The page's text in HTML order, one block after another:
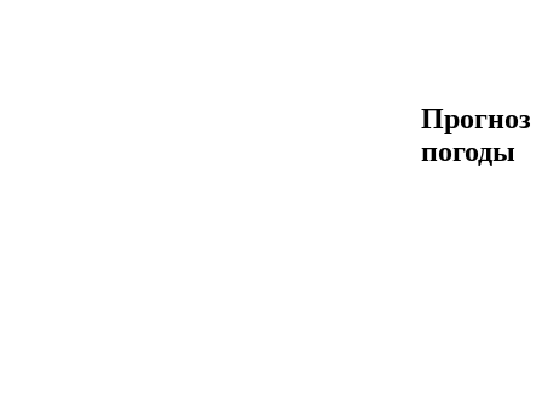
Прогноз
погоды